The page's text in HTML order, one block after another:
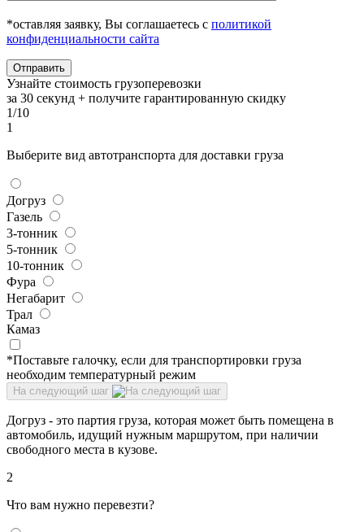
*оставляя заявку, Вы соглашаетесь с политикой
конфиденциальности сайта
Узнайте стоимость грузоперевозки
за 30 секунд + получите гарантированную скидку
1/10
1
Выберите вид автотранспорта для доставки груза
Догруз
Газель
3-тонник
5-тонник
10-тонник
Фура
Негабарит
Трал
Камаз
*Поставьте галочку, если для транспортировки груза
необходим температурный режим
На следующий шаг
Догруз - это партия груза, которая может быть помещена в
автомобиль, идущий нужным маршрутом, при наличии
свободного места в кузове.
2
Что вам нужно перевезти?